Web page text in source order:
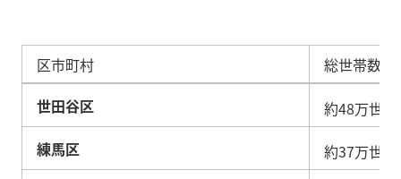
区市町村
総世帯数（
世田谷区
約48万世帯
練馬区
約37万世帯